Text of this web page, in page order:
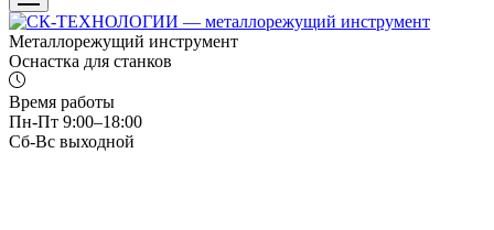
Металлорежущий инструмент
Оснастка для станков
Время работы
Пн-Пт 9:00–18:00
Сб-Вс выходной